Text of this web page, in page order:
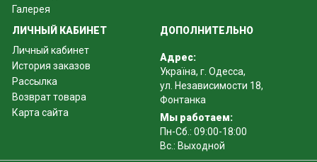
Галерея
ЛИЧНЫЙ КАБИНЕТ
Личный кабинет
История заказов
Рассылка
Возврат товара
Карта сайта
ДОПОЛНИТЕЛЬНО
Адрес:
Україна, г. Одесса,
ул. Независимости 18,
Фонтанка
Мы работаем:
Пн-Сб.: 09:00-18:00
Вс.: Выходной